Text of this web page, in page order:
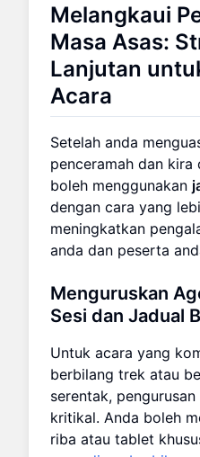
Melangkaui
Masa Asas:
Lanjutan
Acara
Setelah anda
penceramah dan kira
boleh menggunakan
dengan cara yang
meningkatkan
anda dan peserta
Menguruskan
Sesi dan Jadual
Untuk acara yang
berbilang trek atau
serentak,
kritikal. Anda boleh
riba atau tablet